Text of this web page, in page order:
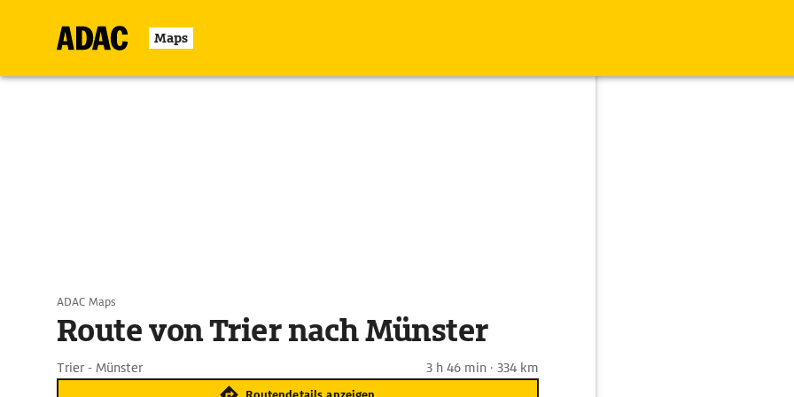
Maps
ADAC Maps
Route von Trier nach Münster
Trier - Münster 3 h 46 min · 334 km